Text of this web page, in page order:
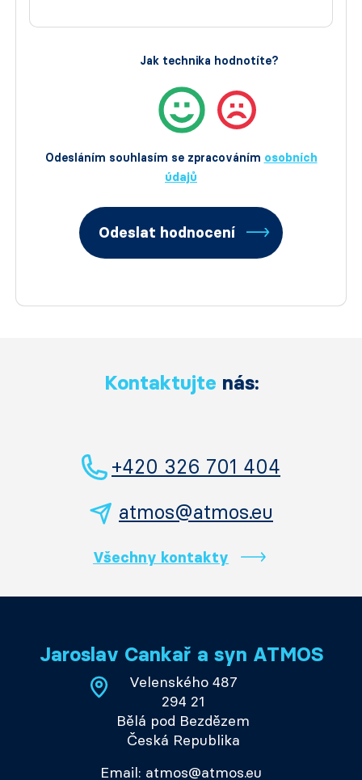
Odesláním souhlasím se zpracováním osobních
údajů
Jak technika hodnotíte?
Odeslat hodnocení
Kontaktujte nás:
+420 326 701 404
atmos@atmos.eu
Všechny kontakty
Jaroslav Cankař a syn ATMOS
Velenského 487
294 21
Bělá pod Bezdězem
Česká Republika
Email: atmos@atmos.eu